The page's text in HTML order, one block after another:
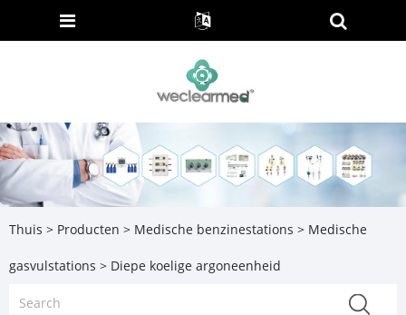
Thuis > Producten > Medische benzinestations > Medische
gasvulstations > Diepe koelige argoneenheid